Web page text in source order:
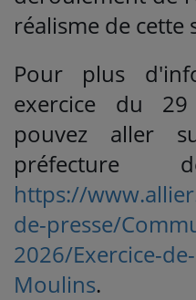
réalisme de cette
Pour plus
exercice du
pouvez aller
https://
de-presse/
2026/Exercice-
Moulins.